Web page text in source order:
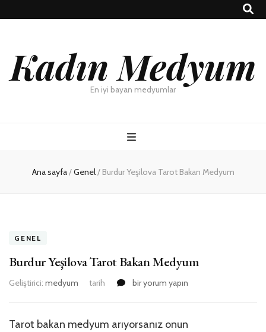
Kadın Medyum
En iyi bayan medyumlar
Ana sayfa/Genel/ Burdur Yeşilova Tarot Bakan Medyum
GENEL
Burdur Yeşilova Tarot Bakan Medyum
Geliştirici: medyum tarih
Burdur
bir yorum yapın
Tarot bakan medyum arıyorsanız onun